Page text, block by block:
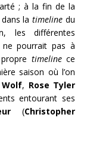
; à la fin de la
dans latimeline du
les différentes
ne pourrait pas à
timelinece
saison où l’on
Wolf, Rose Tyler
entourant ses
(Christopher